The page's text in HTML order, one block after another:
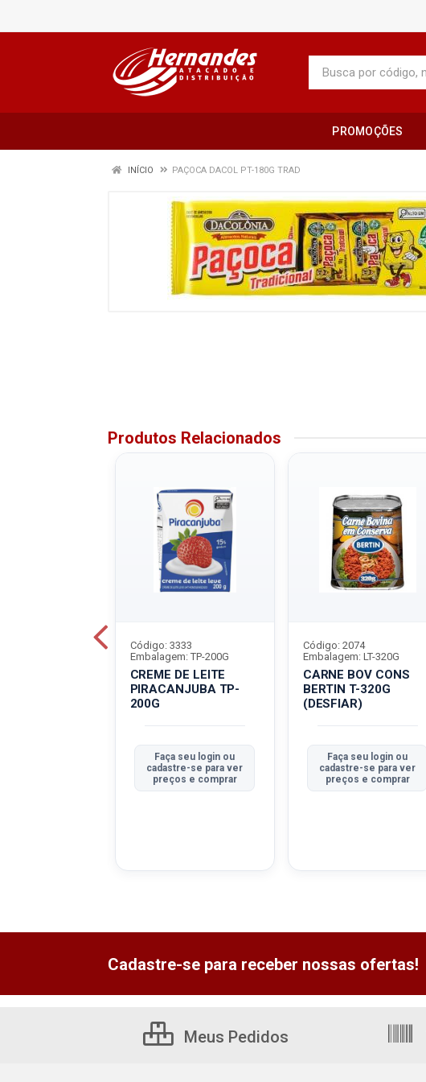
PROMOÇÕES
INÍCIO PAÇOCA DACOL PT-180G TRAD
Produtos Relacionados
CREME DE LEITE
PIRACANJUBA TP-
200G
Código: 3333
Embalagem: TP-200G
Faça seu login ou
cadastre-se para ver
preços e comprar
CARNE BOV CONS
BERTIN T-320G
(DESFIAR)
Código: 2074
Embalagem: LT-320G
Faça seu login ou
cadastre-se para ver
preços e comprar
Cadastre-se para receber nossas ofertas!
Meus Pedidos